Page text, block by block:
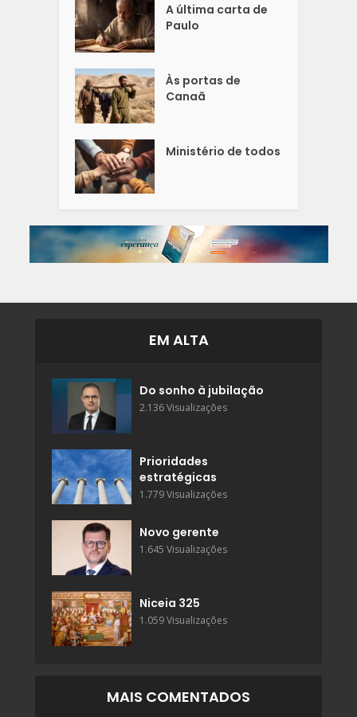
A última carta de
Paulo
Às portas de
Canaã
Ministério de todos
EM ALTA
Do sonho à jubilação
2.136 Visualizações
Prioridades
estratégicas
1.779 Visualizações
Novo gerente
1.645 Visualizações
Niceia 325
1.059 Visualizações
MAIS COMENTADOS